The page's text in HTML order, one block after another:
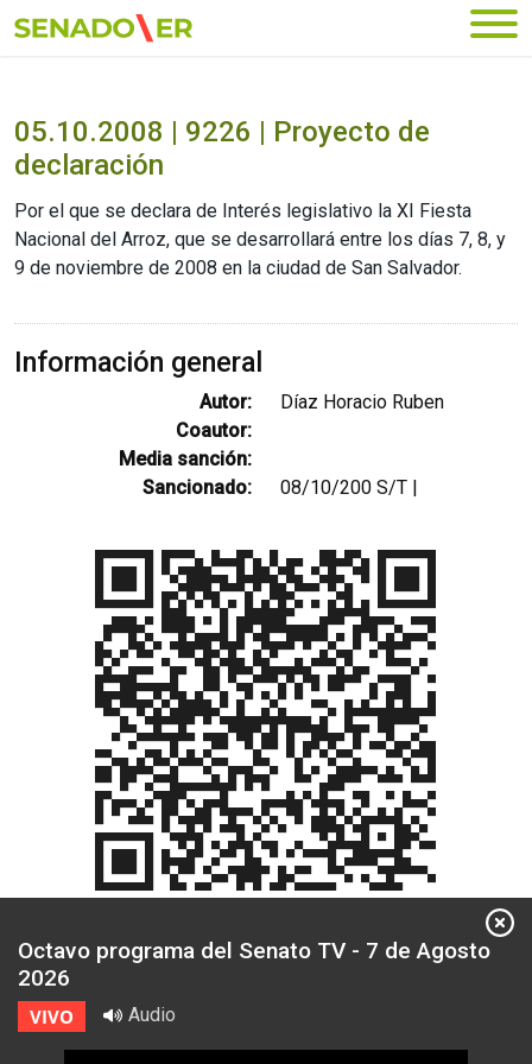
Ir al menú principal
05.10.2008 | 9226 | Proyecto de
declaración
Por el que se declara de Interés legislativo la XI Fiesta
Nacional del Arroz, que se desarrollará entre los días 7, 8, y
9 de noviembre de 2008 en la ciudad de San Salvador.
Información general
Autor:
Díaz Horacio Ruben
Coautor:
Media sanción:
Sancionado:
08/10/200 S/T |
Octavo programa del Senato TV - 7 de Agosto
2026
VIVO Audio